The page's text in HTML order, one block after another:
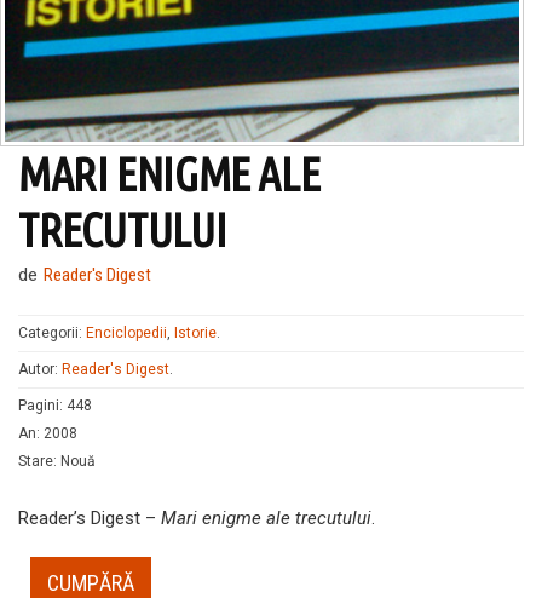
MARI ENIGME ALE
TRECUTULUI
de Reader's Digest
Categorii: Enciclopedii Istorie
Autor: Reader's Digest
Pagini: 448
An: 2008
Stare: Nouă
Reader’s Digest – Mari enigme ale trecutului.
CUMPĂRĂ